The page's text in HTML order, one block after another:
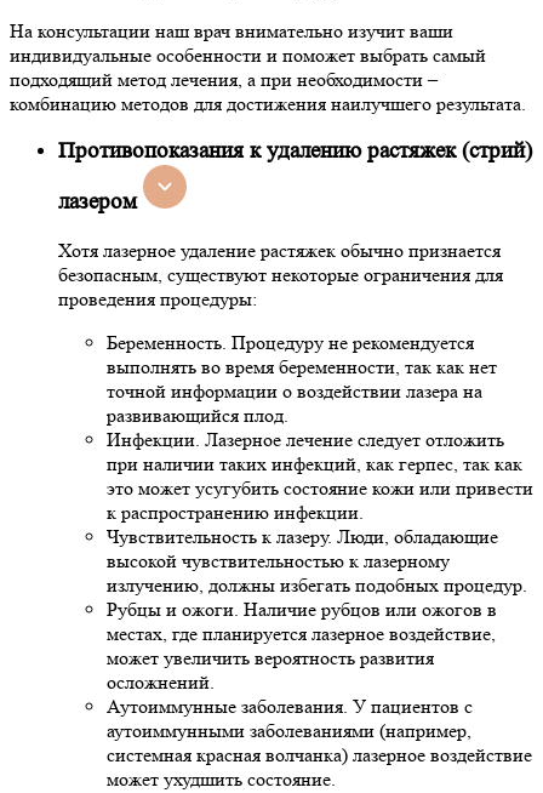
На консультации наш врач внимательно изучит ваши
индивидуальные особенности и поможет выбрать самый
подходящий метод лечения, а при необходимости –
комбинацию методов для достижения наилучшего результата.
Противопоказания к удалению растяжек (стрий)
лазером
Хотя лазерное удаление растяжек обычно признается
безопасным, существуют некоторые ограничения для
проведения процедуры:
Беременность. Процедуру не рекомендуется
выполнять во время беременности, так как нет
точной информации о воздействии лазера на
развивающийся плод.
Инфекции. Лазерное лечение следует отложить
при наличии таких инфекций, как герпес, так как
это может усугубить состояние кожи или привести
к распространению инфекции.
Чувствительность к лазеру. Люди, обладающие
высокой чувствительностью к лазерному
излучению, должны избегать подобных процедур.
Рубцы и ожоги. Наличие рубцов или ожогов в
местах, где планируется лазерное воздействие,
может увеличить вероятность развития
осложнений.
Аутоиммунные заболевания. У пациентов с
аутоиммунными заболеваниями (например,
системная красная волчанка) лазерное воздействие
может ухудшить состояние.